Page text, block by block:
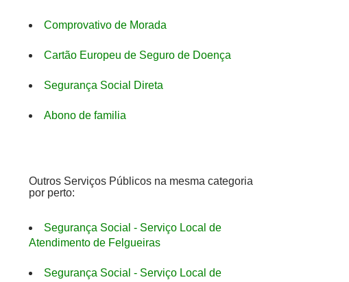
Comprovativo de Morada
Cartão Europeu de Seguro de Doença
Segurança Social Direta
Abono de familia
Outros Serviços Públicos na mesma categoria
por perto:
Segurança Social - Serviço Local de
Atendimento de Felgueiras
Segurança Social - Serviço Local de